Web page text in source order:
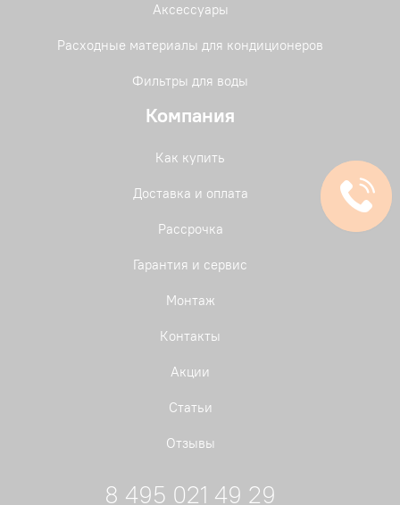
Аксессуары
Расходные материалы для кондиционеров
Фильтры для воды
Компания
Как купить
Доставка и оплата
Рассрочка
Гарантия и сервис
Монтаж
Контакты
Акции
Статьи
Отзывы
8 495 021 49 29